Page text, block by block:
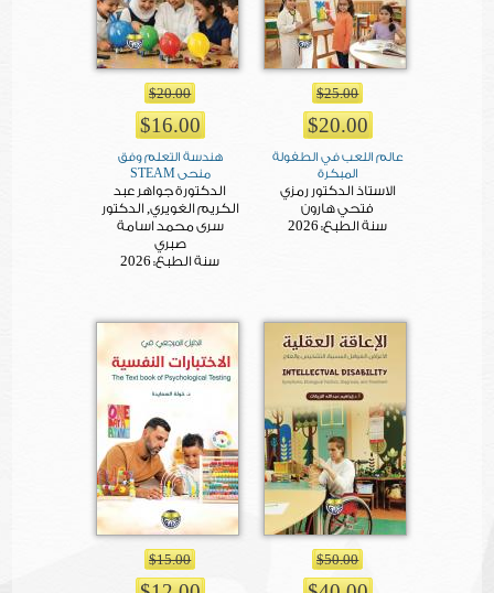
$25.00
$20.00
عالم اللعب في الطفولة
المبكرة
الاستاذ الدكتور رمزي
فتحي هارون
سنة الطبع: 2026
$20.00
$16.00
هندسة التعلم وفق
منحى STEAM
الدكتورة جواهر عبد
الكريم الغويري, الدكتور
سرى محمد اسامة
صبري
سنة الطبع: 2026
$50.00
$15.00